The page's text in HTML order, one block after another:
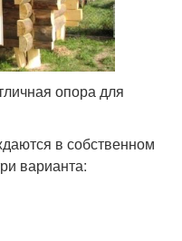
опора для
в собственном
варианта: